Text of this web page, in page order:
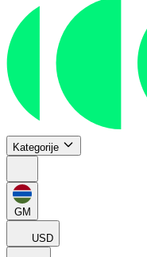
Kategorije
GM
USD